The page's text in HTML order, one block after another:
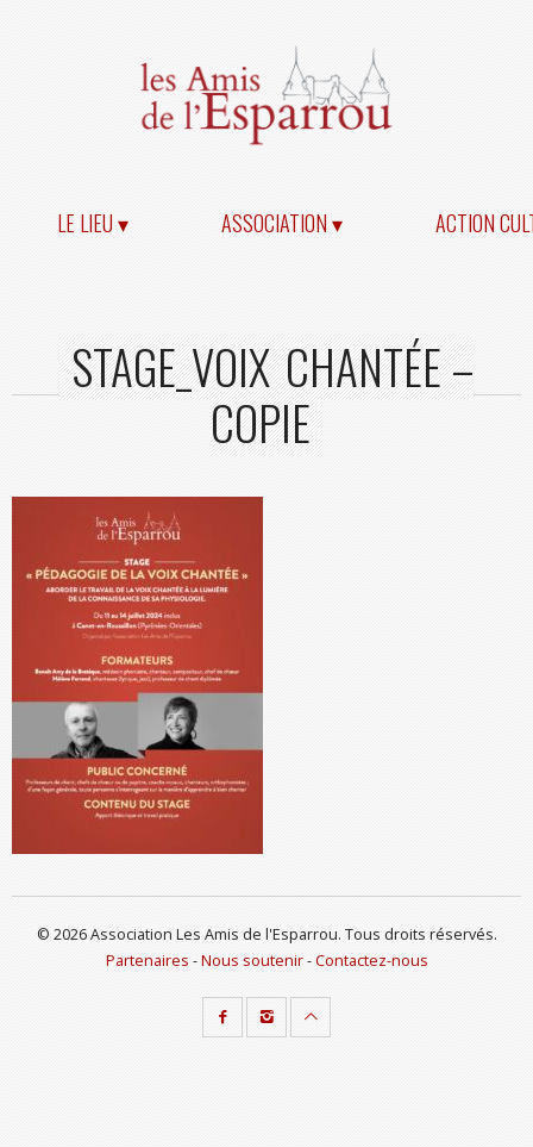
LE LIEU ▾ ASSOCIATION ▾ ACTION
STAGE_VOIX_CHANTÉE –
COPIE
© 2026 Association Les Amis de l'Esparrou. Tous droits réservés.
Partenaires -Nous soutenir-Contactez-nous